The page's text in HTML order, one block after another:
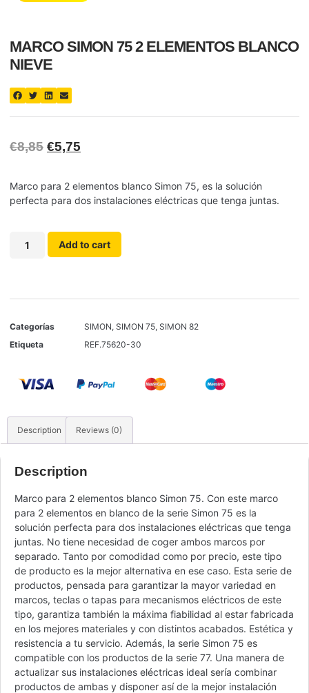
MARCO SIMON 75 2 ELEMENTOS BLANCO
NIEVE
€8,85 €5,75
Marco para 2 elementos blanco Simon 75, es la solución
perfecta para dos instalaciones eléctricas que tenga juntas.
Add to cart
Categorías SIMON, SIMON 75, SIMON 82
Etiqueta
REF.75620-30
Description Reviews (0)
Description
Marco para 2 elementos blanco Simon 75. Con este marco
para 2 elementos en blanco de la serie Simon 75 es la
solución perfecta para dos instalaciones eléctricas que tenga
juntas. No tiene necesidad de coger ambos marcos por
separado. Tanto por comodidad como por precio, este tipo
de producto es la mejor alternativa en ese caso. Esta serie de
productos, pensada para garantizar la mayor variedad en
marcos, teclas o tapas para mecanismos eléctricos de este
tipo, garantiza también la máxima fiabilidad al estar fabricada
en los mejores materiales y con distintos acabados. Estética y
resistencia a tu servicio. Además, la serie Simon 75 es
compatible con los productos de la serie 77. Una manera de
actualizar sus instalaciones eléctricas ideal sería combinar
productos de ambas y disponer así de la mejor instalación